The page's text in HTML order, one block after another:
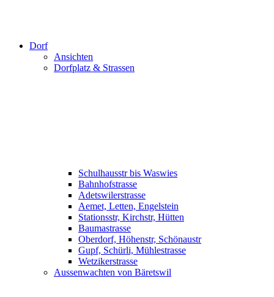
Dorf
Ansichten
Dorfplatz & Strassen
Schulhausstr bis Waswies
Bahnhofstrasse
Adetswilerstrasse
Aemet, Letten, Engelstein
Stationsstr, Kirchstr, Hütten
Baumastrasse
Oberdorf, Höhenstr, Schönaustr
Gupf, Schürli, Mühlestrasse
Wetzikerstrasse
Aussenwachten von Bäretswil